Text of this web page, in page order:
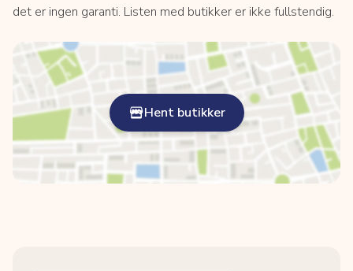
det er ingen garanti. Listen med butikker er ikke fullstendig.
Hent butikker